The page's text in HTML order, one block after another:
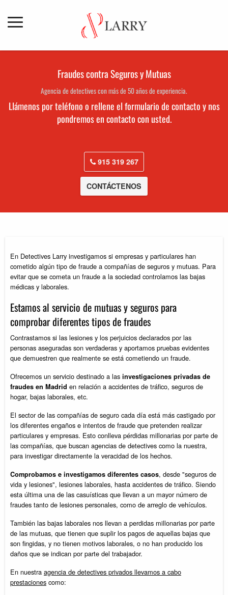
Fraudes contra Seguros y Mutuas
Agencia de detectives con más de 50 años de experiencia.
Llámenos por teléfono o rellene el formulario de contacto y nos
pondremos en contacto con usted.
915 319 267
CONTÁCTENOS
En Detectives Larry investigamos si empresas y particulares han
cometido algún tipo de fraude a compañías de seguros y mutuas. Para
evitar que se cometa un fraude a la sociedad controlamos las bajas
médicas y laborales.
Estamos al servicio de mutuas y seguros para
comprobar diferentes tipos de fraudes
Contrastamos si las lesiones y los perjuicios declarados por las
personas aseguradas son verdaderas y aportamos pruebas evidentes
que demuestren que realmente se está cometiendo un fraude.
Ofrecemos un servicio destinado a las investigaciones privadas de
fraudes en Madrid en relación a accidentes de tráfico, seguros de
hogar, bajas laborales, etc.
El sector de las compañías de seguro cada día está más castigado por
los diferentes engaños e intentos de fraude que pretenden realizar
particulares y empresas. Esto conlleva pérdidas millonarias por parte de
las compañías, que buscan agencias de detectives como la nuestra,
para investigar directamente la veracidad de los hechos.
Comprobamos e investigamos diferentes casos, desde "seguros de
vida y lesiones", lesiones laborales, hasta accidentes de tráfico. Siendo
esta última una de las casuísticas que llevan a un mayor número de
fraudes tanto de lesiones personales, como de arreglo de vehículos.
También las bajas laborales nos llevan a perdidas millonarias por parte
de las mutuas, que tienen que suplir los pagos de aquellas bajas que
son fingidas, y no tienen motivos laborales, o no han producido los
daños que se indican por parte del trabajador.
En nuestra agencia de detectives privados llevamos a cabo
prestaciones como: